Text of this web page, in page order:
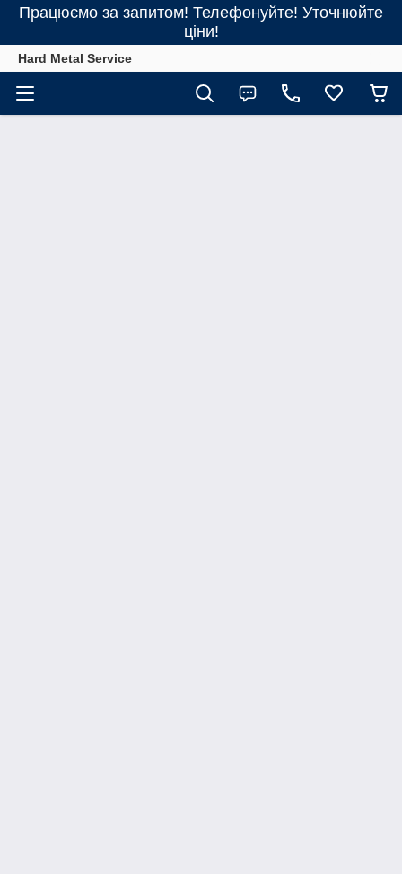
Працюємо за запитом! Телефонуйте! Уточнюйте
ціни!
Hard Metal Service